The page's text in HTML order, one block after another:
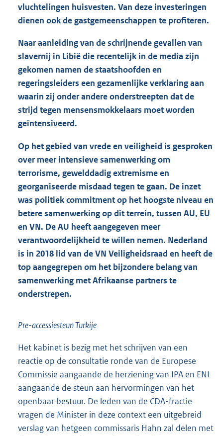
vluchtelingen huisvesten. Van deze investeringen
dienen ook de gastgemeenschappen te profiteren.
Naar aanleiding van de schrijnende gevallen van
slavernij in Libië die recentelijk in de media zijn
gekomen namen de staatshoofden en
regeringsleiders een gezamenlijke verklaring aan
waarin zij onder andere onderstreepten dat de
strijd tegen mensensmokkelaars moet worden
geïntensiveerd.
Op het gebied van vrede en veiligheid is gesproken
over meer intensieve samenwerking om
terrorisme, gewelddadig extremisme en
georganiseerde misdaad tegen te gaan. De inzet
was politiek commitment op het hoogste niveau en
betere samenwerking op dit terrein, tussen AU, EU
en VN. De AU heeft aangegeven meer
verantwoordelijkheid te willen nemen. Nederland
is in 2018 lid van de VN Veiligheidsraad en heeft de
top aangegrepen om het bijzondere belang van
samenwerking met Afrikaanse partners te
onderstrepen.
Pre-accessiesteun Turkije
Het kabinet is bezig met het schrijven van een
reactie op de consultatie ronde van de Europese
Commissie aangaande de herziening van IPA en ENI
aangaande de steun aan hervormingen van het
openbaar bestuur. De leden van de CDA-fractie
vragen de Minister in deze context een uitgebreid
verslag van hetgeen commissaris Hahn zal delen met